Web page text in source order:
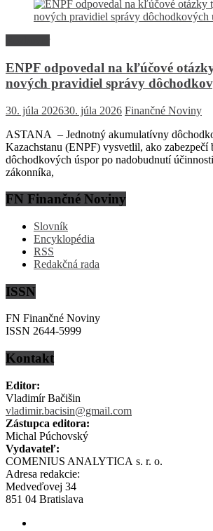
ENPF odpovedal na kľúčové
nových pravidiel správy
30. júla 202630. júla 2026 Finančné Noviny
ASTANA – Jednotný akumulatívny
Kazachstanu (ENPF) vysvetlil, ako zabezpečí
dôchodkových úspor po nadobudnutí
zákonníka,
FN Finančné Noviny
Slovník
Encyklopédia
RSS
Redakčná rada
ISSN
FN Finančné Noviny
ISSN 2644-5999
Kontakt
Editor:
Vladimír Bačišin
vladimir.bacisin@gmail.com
Zástupca editora:
Michal Púchovský
Vydavateľ:
COMENIUS ANALYTICA s. r. o.
Adresa redakcie:
Medveďovej 34
851 04 Bratislava